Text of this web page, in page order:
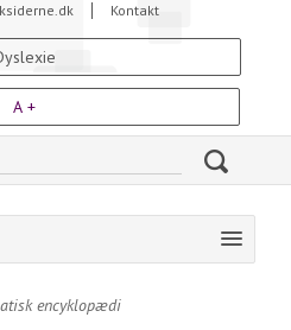
Kontakt
A +
encyklopædi